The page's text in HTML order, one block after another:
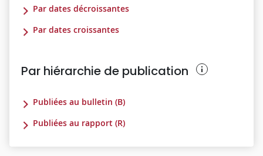
Par dates décroissantes
Par dates croissantes
Par hiérarchie de publication
Publiées au bulletin (B)
Publiées au rapport (R)